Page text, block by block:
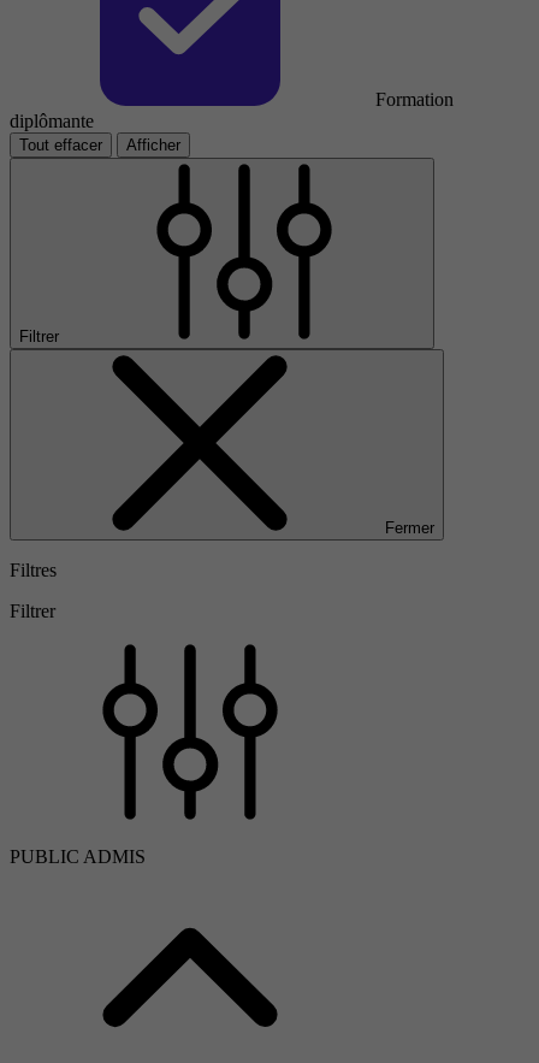
Formation
diplômante
Tout effacer Afficher
Filtrer
Fermer
Filtres
Filtrer
PUBLIC ADMIS